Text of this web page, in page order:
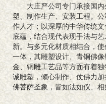
大庄严公司专门承接国内
塑 、制作生产、安装工程。
作人才；以深厚的中华传统
底蕴，结合现代表现手法与
新。与多元化材质相结合，
一体，其雕塑设计、青铜佛
金、 铜雕工艺品等方面有着
诚雕塑，倾心制作、仗佛力
佛菩萨圣象，皆如法如仪、相